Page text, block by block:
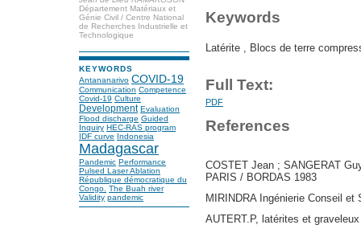
Département Matériaux et
Génie Civil / Centre National
de Recherches Industrielle et
Technologique
KEYWORDS
Antananarivo COVID-19
Communication Competence
Covid-19 Culture
Development Evaluation
Flood discharge Guided
Inquiry HEC-RAS program
IDF curve Indonesia
Madagascar
Pandemic Performance
Pulsed Laser Ablation
République démocratique du
Congo. The Buah river
Validity pandemic
Keywords
Latérite , Blocs de terre
Full Text:
PDF
References
COSTET Jean ; SANGERAT
PARIS / BORDAS 1983
MIRINDRA Ingénierie Conseil et
AUTERT.P, latérites et